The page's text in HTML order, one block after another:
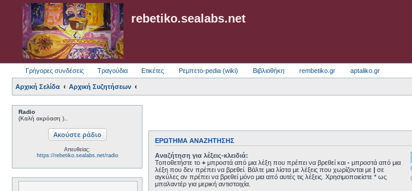
rebetiko.sealabs.net
Γρήγορες συνδέσεις Τραγούδια Ετικέτες Ρεμπετο-pedia (wiki) Βιβλιοθήκη rembetiko.gr aptaliko.gr
Αρχική Σελίδα Αρχική Συζητήσεων
Radio
(Καλή ακρόαση )..
Απευθείας:
https://rebetiko.sealabs.net/radio
ΕΡΏΤΗΜΑ ΑΝΑΖΉΤΗΣΗΣ
Αναζήτηση για λέξεις-κλειδιά:
Τοποθετήστε το + μπροστά από μια λέξη που πρέπει να βρεθεί και - μπροστά από μια
λέξη που δεν πρέπει να βρεθεί. Βάλτε μια λίστα με λέξεις που χωρίζονται με | σε
αγκύλες αν πρέπει να βρεθεί μόνο μια από αυτές τις λέξεις. Χρησιμοποιείστε * ως
μπαλαντέρ για μερική αντιστοιχία.